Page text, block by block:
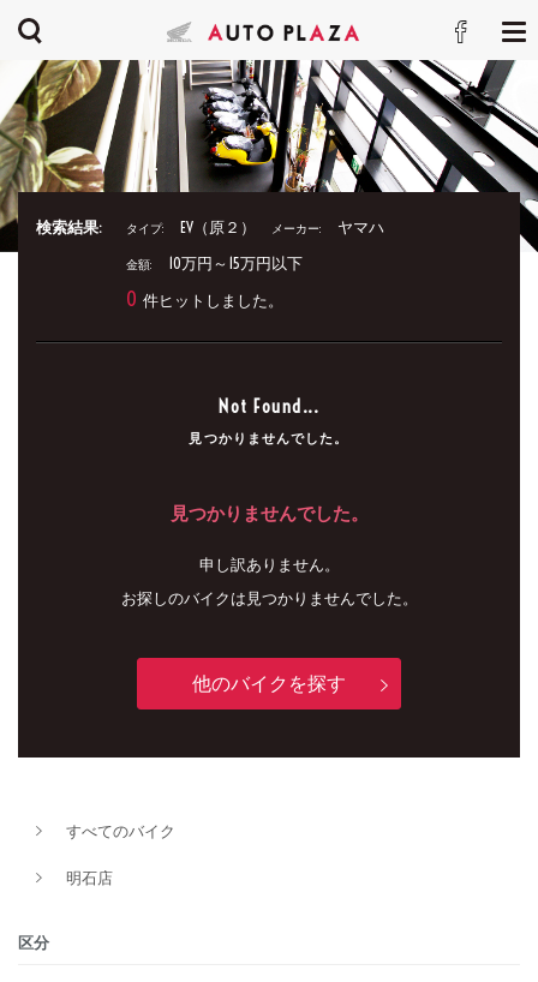
検索結果: タイプ: EV（原２） メーカー: ヤマハ
金額: 10万円～15万円以下
0 件ヒットしました。
Not Found...
見つかりませんでした。
見つかりませんでした。
申し訳ありません。
お探しのバイクは見つかりませんでした。
他のバイクを探す
すべてのバイク
明石店
区分
タイプ
メーカー